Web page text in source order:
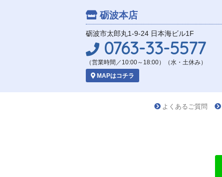
砺波本店
砺波市太郎丸1-9-24 日本海ビル1F
0763-33-5577
（営業時間／10:00～18:00）（水・土休み）
MAPはコチラ
よくあるご質問